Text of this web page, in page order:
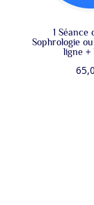
1 Séance
Sophrologie
ligne +